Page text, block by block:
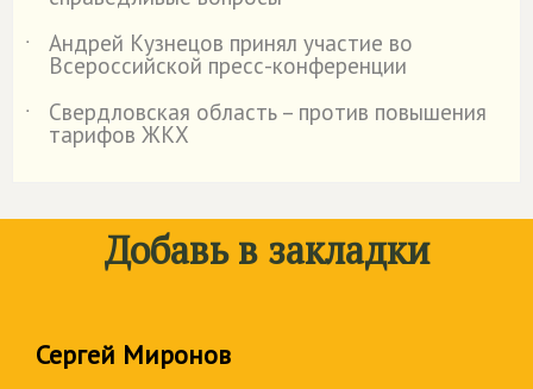
˙
Андрей Кузнецов принял участие во
Всероссийской пресс-конференции
˙
Свердловская область – против повышения
тарифов ЖКХ
Добавь в закладки
Сергей Миронов